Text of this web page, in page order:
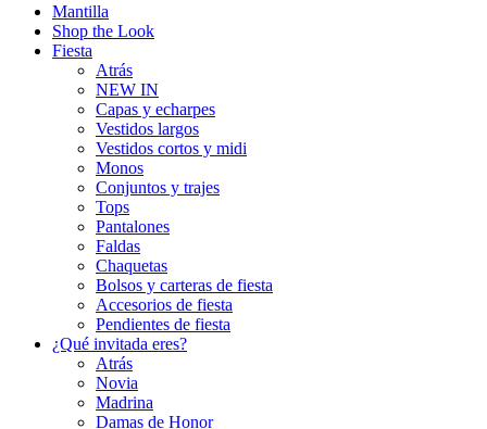
Mantilla
Shop the Look
Fiesta
Atrás
NEW IN
Capas y echarpes
Vestidos largos
Vestidos cortos y midi
Monos
Conjuntos y trajes
Tops
Pantalones
Faldas
Chaquetas
Bolsos y carteras de fiesta
Accesorios de fiesta
Pendientes de fiesta
¿Qué invitada eres?
Atrás
Novia
Madrina
Damas de Honor